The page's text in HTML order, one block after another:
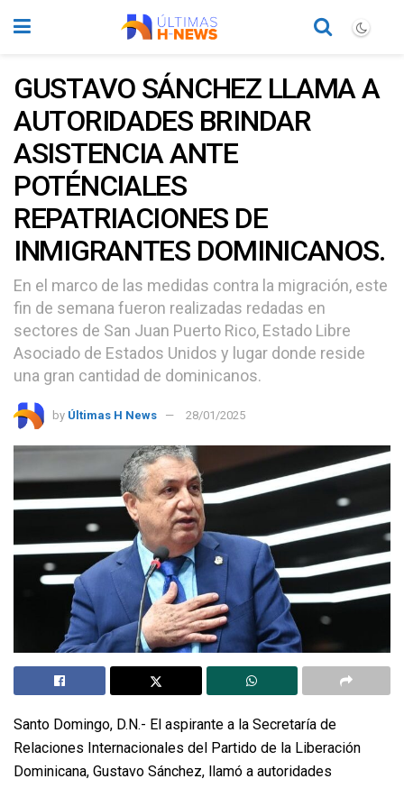
GUSTAVO SÁNCHEZ LLAMA A
AUTORIDADES BRINDAR
ASISTENCIA ANTE
POTÉNCIALES
REPATRIACIONES DE
INMIGRANTES DOMINICANOS.
En el marco de las medidas contra la migración, este
fin de semana fueron realizadas redadas en
sectores de San Juan Puerto Rico, Estado Libre
Asociado de Estados Unidos y lugar donde reside
una gran cantidad de dominicanos.
by Últimas H News 28/01/2025
Santo Domingo, D.N.- El aspirante a la Secretaría de
Relaciones Internacionales del Partido de la Liberación
Dominicana, Gustavo Sánchez, llamó a autoridades